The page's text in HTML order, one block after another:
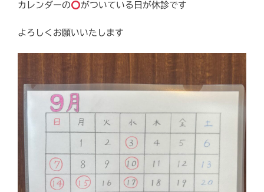
カレンダーの がついている日が休診です
よろしくお願いいたします